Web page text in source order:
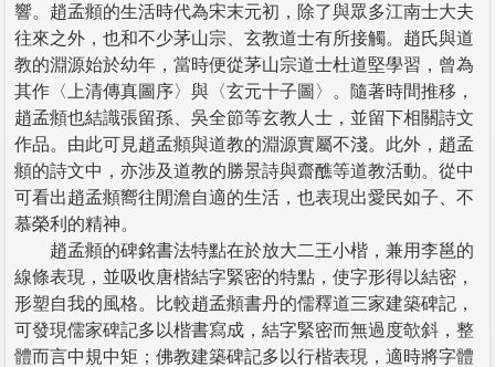
響。趙孟頫的生活時代為宋末元初，除了與眾多江南士大夫
往來之外，也和不少茅山宗、玄教道士有所接觸。趙氏與道
教的淵源始於幼年，當時便從茅山宗道士杜道堅學習，曾為
其作〈上清傳真圖序〉與〈玄元十子圖〉。隨著時間推移，
趙孟頫也結識張留孫、吳全節等玄教人士，並留下相關詩文
作品。由此可見趙孟頫與道教的淵源實屬不淺。此外，趙孟
頫的詩文中，亦涉及道教的勝景詩與齋醮等道教活動。從中
可看出趙孟頫嚮往閒澹自適的生活，也表現出愛民如子、不
慕榮利的精神。
趙孟頫的碑銘書法特點在於放大二王小楷，兼用李邕的
線條表現，並吸收唐楷結字緊密的特點，使字形得以結密，
形塑自我的風格。比較趙孟頫書丹的儒釋道三家建築碑記，
可發現儒家碑記多以楷書寫成，結字緊密而無過度欹斜，整
體而言中規中矩；佛教建築碑記多以行楷表現，適時將字體